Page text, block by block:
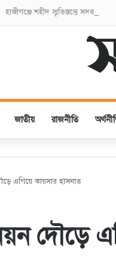
হাজীগঞ্জে শহীদ স্মৃতিস্তম্ভে সদর থানা
জাতীয় রাজনীতি
এগিয়ে কায়সার হাসনাত
দৌড়ে